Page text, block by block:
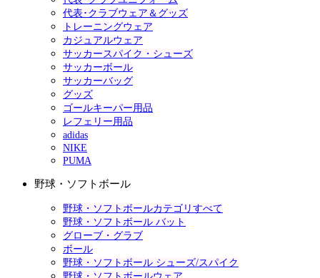
代表･クラブウェア＆グッズ
トレーニングウェア
カジュアルウェア
サッカースパイク・シューズ
サッカーボール
サッカーバッグ
グッズ
ゴールキーパー用品
レフェリー用品
adidas
NIKE
PUMA
野球・ソフトボール
野球・ソフトボールカテゴリすべて
野球・ソフトボール バット
グローブ・グラブ
ボール
野球・ソフトボール シューズ/スパイク